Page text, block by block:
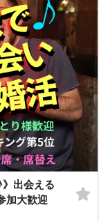
出会える
加大歓迎